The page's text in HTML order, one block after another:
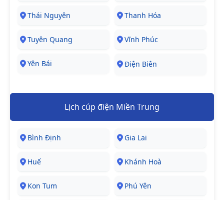
Thái Nguyên Thanh Hóa
Tuyên Quang Vĩnh Phúc
Yên Bái Điện Biên
Lịch cúp điện Miền Trung
Bình Định Gia Lai
Huế Khánh Hoà
Kon Tum Phú Yên